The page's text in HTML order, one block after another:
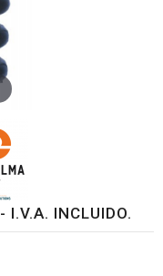
INCLUIDO.